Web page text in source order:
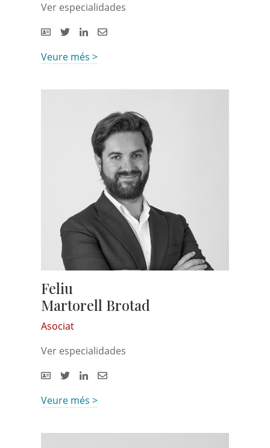
Ver especialidades
Veure més >
Feliu
Martorell Brotad
Asociat
Ver especialidades
Veure més >